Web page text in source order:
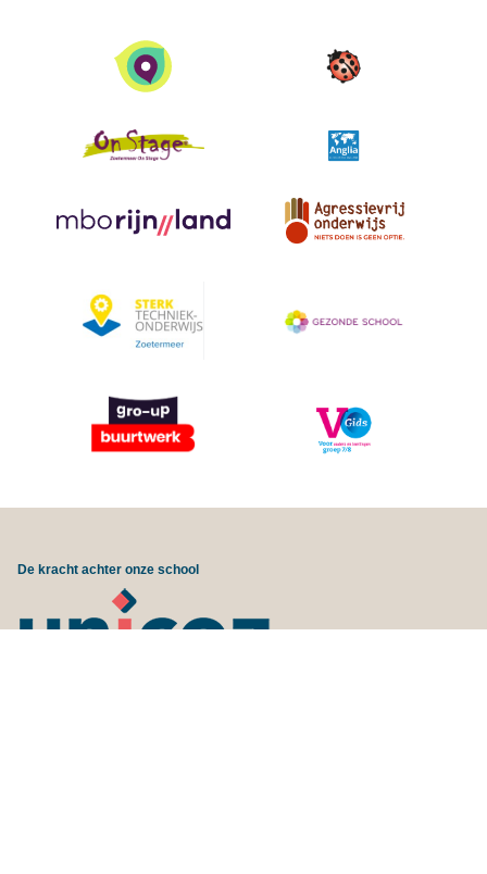
De kracht achter onze school